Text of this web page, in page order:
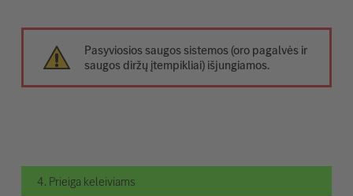
Pasyviosios saugos sistemos (oro pagalvės ir
saugos diržų įtempikliai) išjungiamos.
4. Prieiga keleiviams